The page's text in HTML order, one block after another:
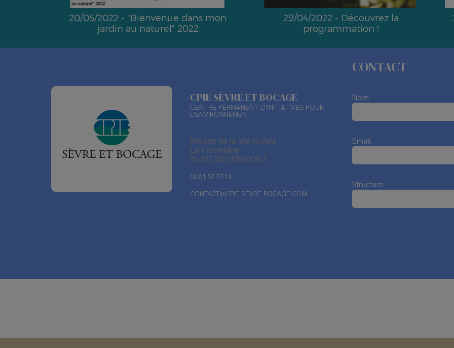
20/05/2022 - "Bienvenue dans mon
jardin au naturel" 2022
29/04/2022 - Découvrez la
programmation !
CPIE SÈVRE ET BOCAGE
CENTRE PERMANENT D'INITIATIVES POUR
L'ENVIRONNEMENT
Maison de la Vie Rurale
La Flocellière
85700 SEVREMONT
02 51 57 77 14
CONTACT@CPIE-SEVRE-BOCAGE.COM
CONTACT
Nom
Email
Structure